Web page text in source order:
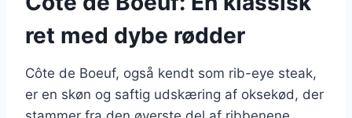
ret med dybe rødder
Côte de Boeuf, også kendt som rib-eye steak,
er en skøn og saftig udskæring af oksekød, der